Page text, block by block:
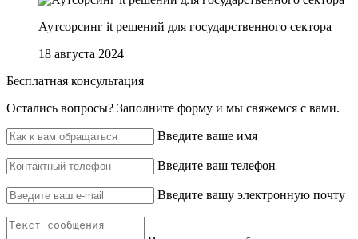
Аутсорсинг it решений для государственного сектора
18 августа 2024
Бесплатная консультация
Остались вопросы? ‌Заполните форму и мы свяжемся с вами.
Введите ваше имя
Введите ваш телефон
Введите вашу электронную почту